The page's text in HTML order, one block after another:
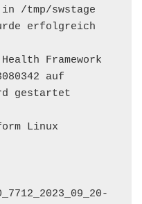
/tmp/swstage
erfolgreich
Framework
auf
gestartet
Linux